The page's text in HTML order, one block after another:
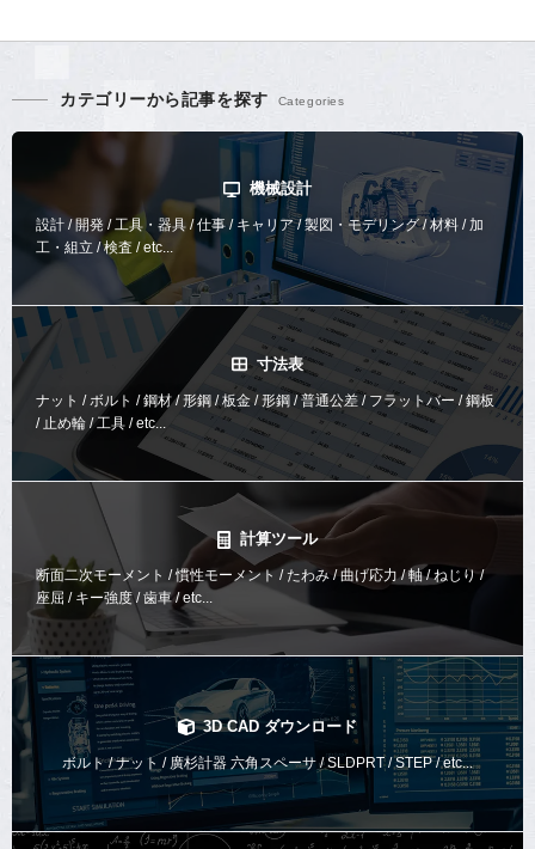
カテゴリーから記事を探す
機械設計
設計 / 開発 / 工具・器具 / 仕事 / キャリア / 製図・モデリング / 材料 / 加
工・組立 / 検査 / etc...
寸法表
ナット / ボルト / 鋼材 / 形鋼 / 板金 / 形鋼 / 普通公差 / フラットバー / 鋼板
/ 止め輪 / 工具 / etc...
計算ツール
断面二次モーメント / 慣性モーメント / たわみ / 曲げ応力 / 軸 / ねじり /
座屈 / キー強度 / 歯車 / etc...
3D CAD ダウンロード
ボルト / ナット / 廣杉計器 六角スペーサ / SLDPRT / STEP / etc...